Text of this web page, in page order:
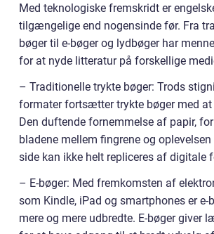
Med teknologiske fremskridt er
tilgængelige end nogensinde før. Fra
bøger til e-bøger og lydbøger har
for at nyde litteratur på forskellige
– Traditionelle trykte bøger: Trods
formater fortsætter trykte bøger med
Den duftende fornemmelse af papir,
bladene mellem fingrene og
side kan ikke helt repliceres af digitale
– E-bøger: Med fremkomsten af
som Kindle, iPad og smartphones er e-
mere og mere udbredte. E-bøger giver